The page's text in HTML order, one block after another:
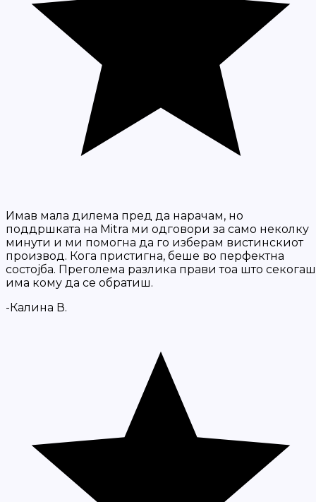
Имав мала дилема пред да нарачам, но
поддршката на Mitra ми одговори за само неколку
минути и ми помогна да го изберам вистинскиот
производ. Кога пристигна, беше во перфектна
состојба. Преголема разлика прави тоа што секогаш
има кому да се обратиш.
-Калина В.